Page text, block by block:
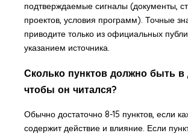
подтверждаемые сигналы (документы,
проектов, условия программ). Точные
приводите только из официальных
указанием источника.
Сколько пунктов должно быть в
чтобы он читался?
Обычно достаточно 8-15 пунктов, если
содержит действие и влияние. Если